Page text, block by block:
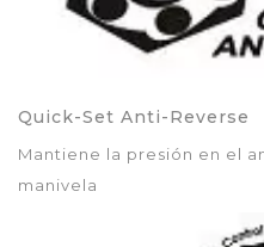
Quick-Set Anti-Reverse
Mantiene la presión en el
manivela